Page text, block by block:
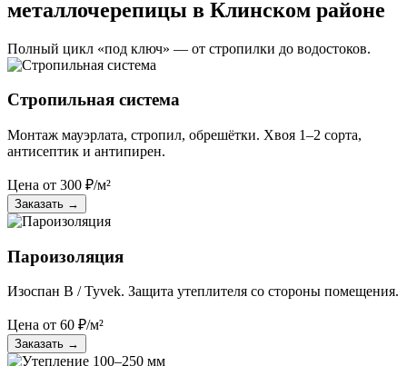
металлочерепицы в Клинском районе
Полный цикл «под ключ» — от стропилки до водостоков.
Стропильная система
Монтаж мауэрлата, стропил, обрешётки. Хвоя 1–2 сорта,
антисептик и антипирен.
Цена от 300 ₽/м²
Заказать →
Пароизоляция
Изоспан B / Tyvek. Защита утеплителя со стороны помещения.
Цена от 60 ₽/м²
Заказать →